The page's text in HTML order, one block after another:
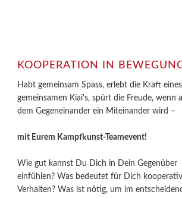
KOOPERATION IN
Habt gemeinsam Spass, erlebt die Kraft eines
gemeinsamen Kiai's, spürt die Freude, wenn
dem Gegeneinander ein Miteinander wird –
mit Eurem Kampfkunst-Teamevent!
Wie gut kannst Du Dich in Dein Gegenüber
einfühlen? Was bedeutet für Dich
Verhalten? Was ist nötig, um im